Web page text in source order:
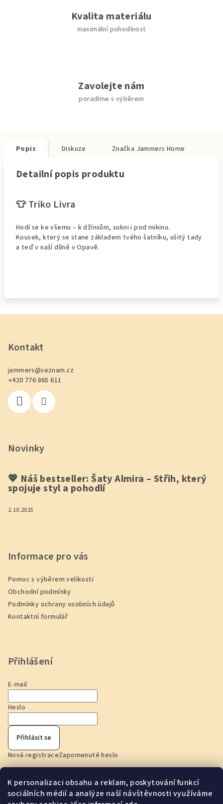
K personalizaci obsahu a reklam, poskytování funkcí
sociálních médií a analýze naší návštěvnosti využíváme
Kvalita materiálu
maximální pohodlnost
Zavolejte nám
poradíme s výběrem
Popis Diskuze Značka Jammers Home
Detailní popis produktu
👕Triko Livra
Hodí se ke všemu – k džínsům, sukni i pod mikinu.
Kousek, který se stane základem tvého šatníku, ušitý tady
a teď v naší dílně v Opavě.
Kontakt
jammers@seznam.cz
+420 776 865 611
Novinky
💖 Náš bestseller: Šaty Almira – Střih, který
spojuje styl a pohodlí
2.10.2025
Informace pro vás
Pomoc s výběrem velikosti
Obchodní podmínky
Podmínky ochrany osobních údajů
Kontaktní formulář
Přihlášení
E-mail
Heslo
Přihlásit se
Nová registraceZapomenuté heslo
Anna Harrerová
IČ: 73180866